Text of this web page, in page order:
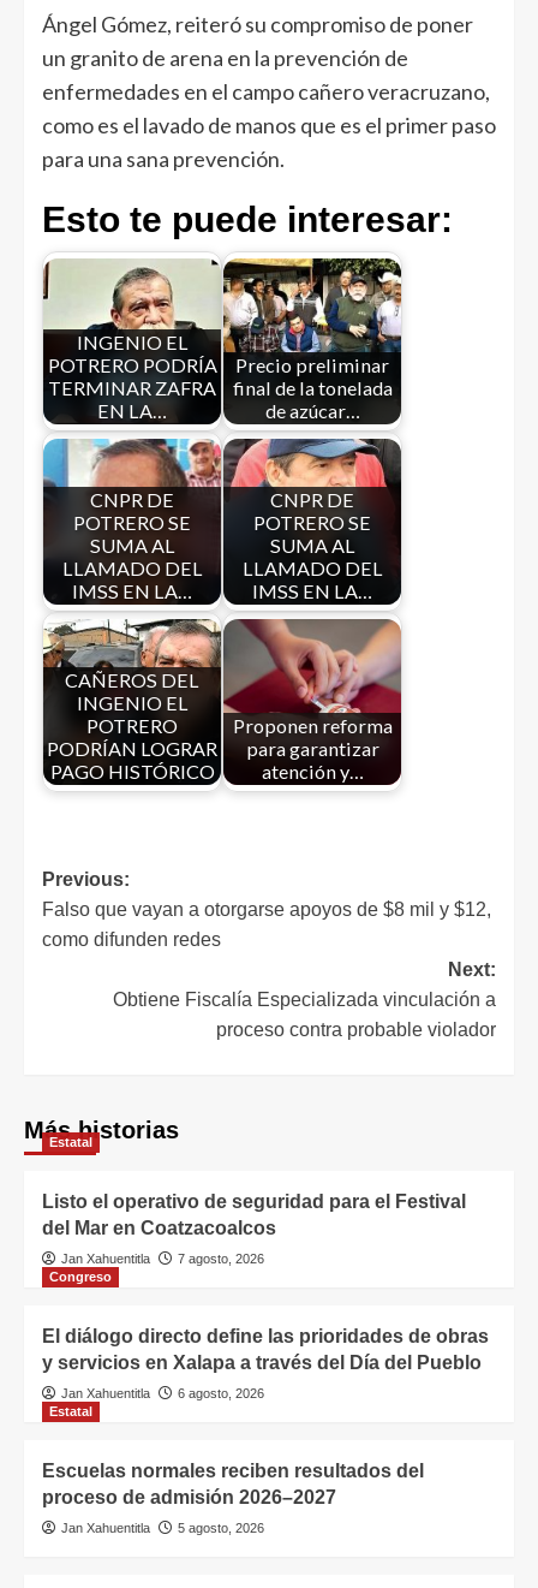
Ángel Gómez, reiteró su compromiso de poner
un granito de arena en la prevención de
enfermedades en el campo cañero veracruzano,
como es el lavado de manos que es el primer paso
para una sana prevención.
Esto te puede interesar:
INGENIO EL
POTRERO PODRÍA
TERMINAR ZAFRA
EN LA…
Precio preliminar
final de la tonelada
de azúcar…
CNPR DE
POTRERO SE
SUMA AL
LLAMADO DEL
IMSS EN LA…
CNPR DE
POTRERO SE
SUMA AL
LLAMADO DEL
IMSS EN LA…
CAÑEROS DEL
INGENIO EL
POTRERO
PODRÍAN LOGRAR
PAGO HISTÓRICO
Proponen reforma
para garantizar
atención y…
Previous:
Falso que vayan a otorgarse apoyos de $8 mil y $12,
como difunden redes
Next:
Obtiene Fiscalía Especializada vinculación a
proceso contra probable violador
Más historias
Estatal
Listo el operativo de seguridad para el Festival
del Mar en Coatzacoalcos
Jan Xahuentitla
7 agosto, 2026
Congreso
El diálogo directo define las prioridades de obras
y servicios en Xalapa a través del Día del Pueblo
Jan Xahuentitla
6 agosto, 2026
Estatal
Escuelas normales reciben resultados del
proceso de admisión 2026–2027
Jan Xahuentitla 5 agosto, 2026